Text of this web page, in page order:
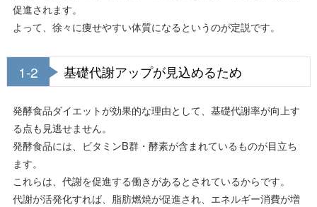
促進されます。
よって、徐々に痩せやすい体質になるというのが定説です。
1-2 基礎代謝アップが見込めるため
発酵食品ダイエットが効果的な理由として、基礎代謝率が向上す
る点も見逃せません。
発酵食品には、ビタミンB群・酵素が含まれているものが目立ち
ます。
これらは、代謝を促進する働きがあるとされているからです。
代謝が活発化すれば、脂肪燃焼が促進され、エネルギー消費が増